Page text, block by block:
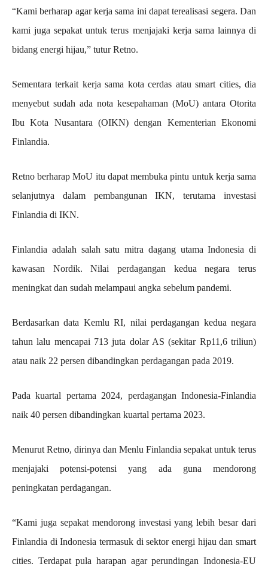
“Kami berharap agar kerja sama ini dapat terealisasi segera. Dan
kami juga sepakat untuk terus menjajaki kerja sama lainnya di
bidang energi hijau,” tutur Retno.
Sementara terkait kerja sama kota cerdas atau smart cities, dia
menyebut sudah ada nota kesepahaman (MoU) antara Otorita
Ibu Kota Nusantara (OIKN) dengan Kementerian Ekonomi
Finlandia.
Retno berharap MoU itu dapat membuka pintu untuk kerja sama
selanjutnya dalam pembangunan IKN, terutama investasi
Finlandia di IKN.
Finlandia adalah salah satu mitra dagang utama Indonesia di
kawasan Nordik. Nilai perdagangan kedua negara terus
meningkat dan sudah melampaui angka sebelum pandemi.
Berdasarkan data Kemlu RI, nilai perdagangan kedua negara
tahun lalu mencapai 713 juta dolar AS (sekitar Rp11,6 triliun)
atau naik 22 persen dibandingkan perdagangan pada 2019.
Pada kuartal pertama 2024, perdagangan Indonesia-Finlandia
naik 40 persen dibandingkan kuartal pertama 2023.
Menurut Retno, dirinya dan Menlu Finlandia sepakat untuk terus
menjajaki potensi-potensi yang ada guna mendorong
peningkatan perdagangan.
“Kami juga sepakat mendorong investasi yang lebih besar dari
Finlandia di Indonesia termasuk di sektor energi hijau dan smart
cities. Terdapat pula harapan agar perundingan Indonesia-EU